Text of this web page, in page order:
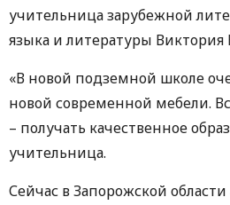
учительница зарубежной
языка и литературы
«В новой подземной школе
новой современной мебели.
– получать качественное
учительница.
Сейчас в Запорожской области